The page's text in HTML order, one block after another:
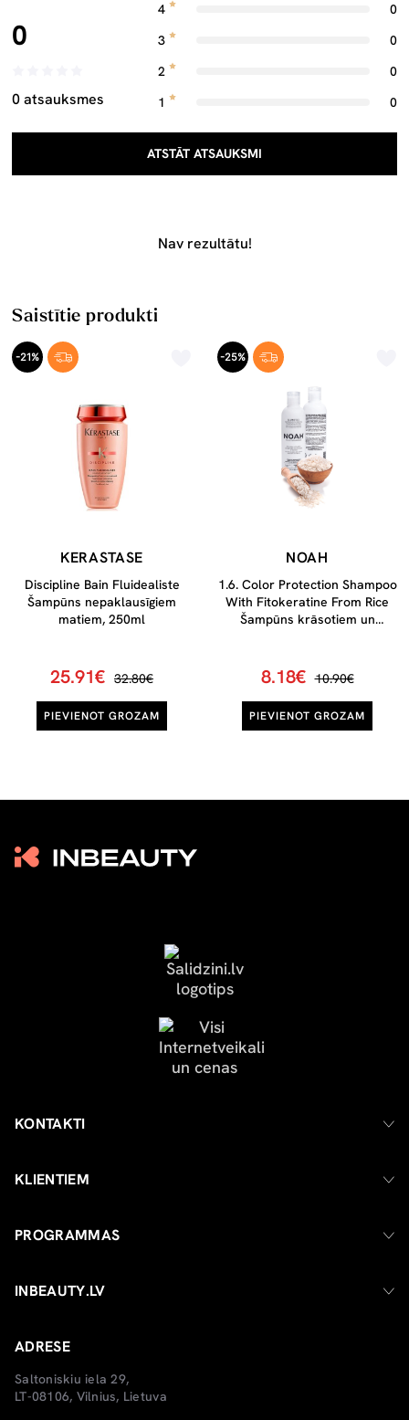
0
0 atsauksmes
4
0
3
0
2
0
1
0
ATSTĀT ATSAUKSMI
Nav rezultātu!
Saistītie produkti
-21%
KERASTASE
Discipline Bain Fluidealiste
Šampūns nepaklausīgiem
matiem, 250ml
25.91€ 32.80€
PIEVIENOT GROZAM
-25%
NOAH
1.6. Color Protection Shampoo
With Fitokeratine From Rice
Šampūns krāsotiem un
8.18€ 10.90€
PIEVIENOT GROZAM
KONTAKTI
KLIENTIEM
PROGRAMMAS
INBEAUTY.LV
ADRESE
Saltoniskiu iela 29,
LT-08106, Vilnius, Lietuva